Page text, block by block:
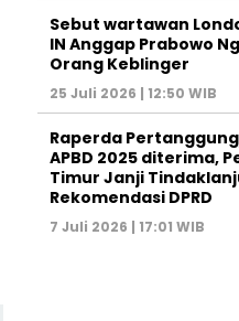
Sebut wartawan
IN Anggap Prabowo
Orang Keblinger
25 Juli 2026 | 12:50 WIB
Raperda
APBD 2025 diterima,
Timur Janji
Rekomendasi DPRD
7 Juli 2026 | 17:01 WIB